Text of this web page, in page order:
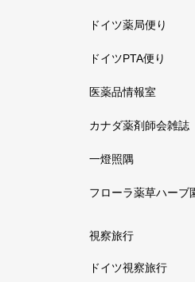
ドイツ薬局便り
ドイツPTA便り
医薬品情報室
カナダ薬剤師会雑誌
一燈照隅
フローラ薬草ハーブ
視察旅行
ドイツ視察旅行